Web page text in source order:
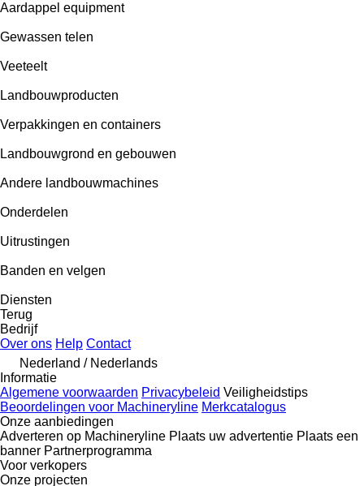
Aardappel equipment
Gewassen telen
Veeteelt
Landbouwproducten
Verpakkingen en containers
Landbouwgrond en gebouwen
Andere landbouwmachines
Onderdelen
Uitrustingen
Banden en velgen
Diensten
Terug
Bedrijf
Over ons Help Contact
Nederland / Nederlands
Informatie
Algemene voorwaarden Privacybeleid Veiligheidstips
Beoordelingen voor Machineryline Merkcatalogus
Onze aanbiedingen
Adverteren op Machineryline Plaats uw advertentie Plaats een
banner Partnerprogramma
Voor verkopers
Onze projecten